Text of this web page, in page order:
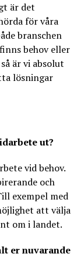
är det
för våra
branschen
behov eller
är vi absolut
lösningar
ut?
vid behov.
och
exempel med
att välja
om i landet.
er nuvarande